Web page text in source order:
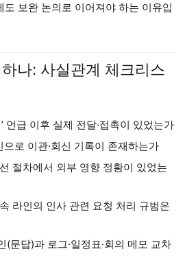
보완 논의로 이어져야 하는 이유입
나: 사실관계 체크리스
언급 이후 실제 전달·접촉이 있었는가
로 이관·회신 기록이 존재하는가
절차에서 외부 영향 정황이 있었는
라인의 인사 관련 요청 처리 규범은
문답)과 로그·일정표·회의 메모 교차